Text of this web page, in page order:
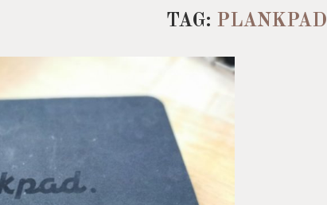
TAG: PLANKPAD